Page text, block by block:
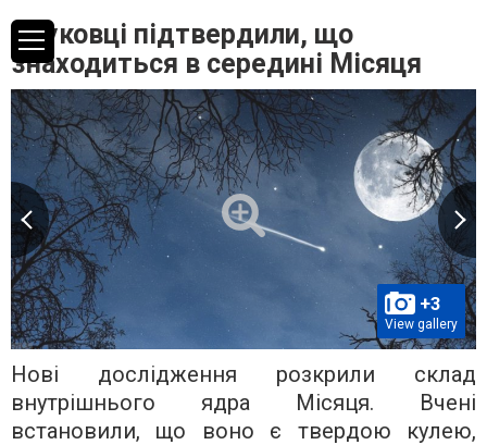
Науковці підтвердили, що
знаходиться в середині Місяця
+3
View gallery
Нові дослідження розкрили склад
внутрішнього ядра Місяця. Вчені
встановили, що воно є твердою кулею,